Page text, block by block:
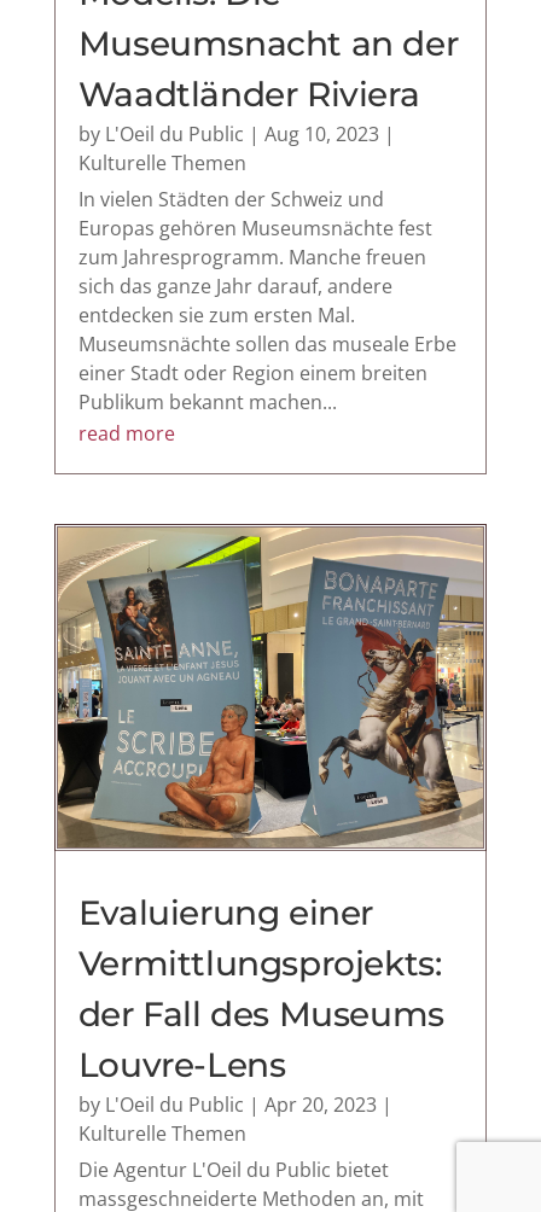
Museumsnacht an der
Waadtländer Riviera
by L'Oeil du Public | Aug 10, 2023|
Kulturelle Themen
In vielen Städten der Schweiz und
Europas gehören Museumsnächte fest
zum Jahresprogramm. Manche freuen
sich das ganze Jahr darauf, andere
entdecken sie zum ersten Mal.
Museumsnächte sollen das museale Erbe
einer Stadt oder Region einem breiten
Publikum bekannt machen...
read more
Evaluierung einer
Vermittlungsprojekts:
der Fall des Museums
Louvre-Lens
by L'Oeil du Public | Apr 20, 2023|
Kulturelle Themen
Die Agentur L'Oeil du Public bietet
massgeschneiderte Methoden an, mit